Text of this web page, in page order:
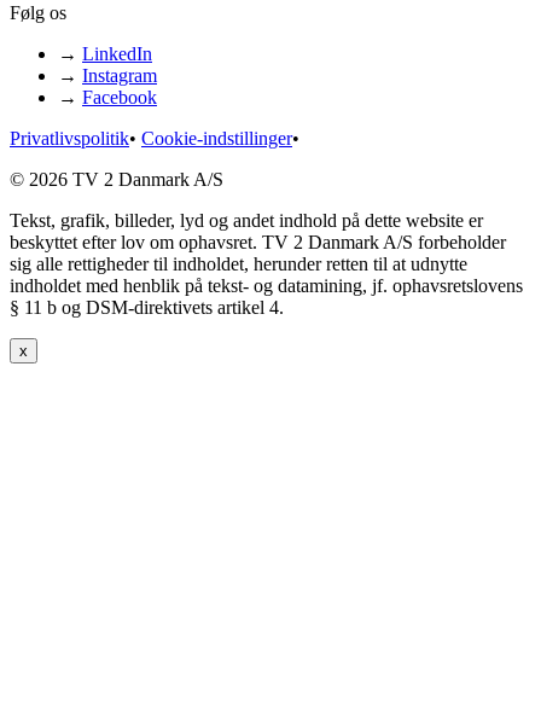
Følg os
→ LinkedIn
→ Instagram
→ Facebook
Privatlivspolitik• Cookie-indstillinger•
© 2026 TV 2 Danmark A/S
Tekst, grafik, billeder, lyd og andet indhold på dette website er
beskyttet efter lov om ophavsret. TV 2 Danmark A/S forbeholder
sig alle rettigheder til indholdet, herunder retten til at udnytte
indholdet med henblik på tekst- og datamining, jf. ophavsretslovens
§ 11 b og DSM-direktivets artikel 4.
x